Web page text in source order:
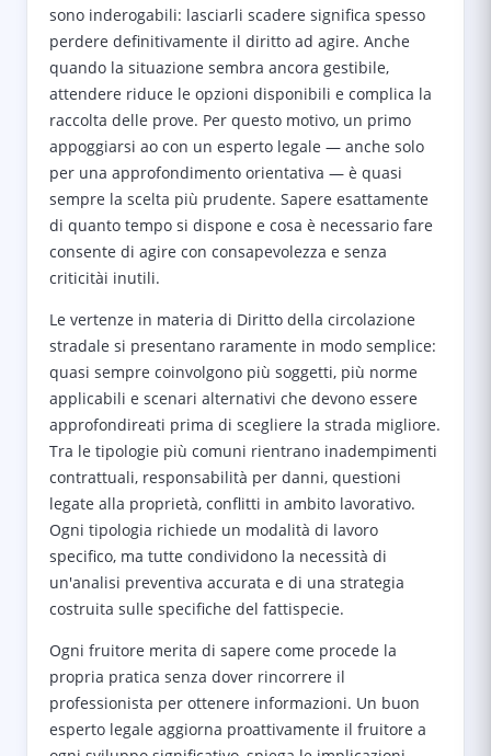
sono inderogabili: lasciarli scadere significa spesso
perdere definitivamente il diritto ad agire. Anche
quando la situazione sembra ancora gestibile,
attendere riduce le opzioni disponibili e complica la
raccolta delle prove. Per questo motivo, un primo
appoggiarsi ao con un esperto legale — anche solo
per una approfondimento orientativa — è quasi
sempre la scelta più prudente. Sapere esattamente
di quanto tempo si dispone e cosa è necessario fare
consente di agire con consapevolezza e senza
criticitài inutili.
Le vertenze in materia di Diritto della circolazione
stradale si presentano raramente in modo semplice:
quasi sempre coinvolgono più soggetti, più norme
applicabili e scenari alternativi che devono essere
approfondireati prima di scegliere la strada migliore.
Tra le tipologie più comuni rientrano inadempimenti
contrattuali, responsabilità per danni, questioni
legate alla proprietà, conflitti in ambito lavorativo.
Ogni tipologia richiede un modalità di lavoro
specifico, ma tutte condividono la necessità di
un'analisi preventiva accurata e di una strategia
costruita sulle specifiche del fattispecie.
Ogni fruitore merita di sapere come procede la
propria pratica senza dover rincorrere il
professionista per ottenere informazioni. Un buon
esperto legale aggiorna proattivamente il fruitore a